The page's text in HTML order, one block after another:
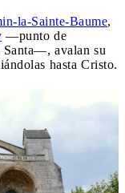
la-Sainte-Baume,
—punto de
Santa—, avalan su
hasta Cristo.